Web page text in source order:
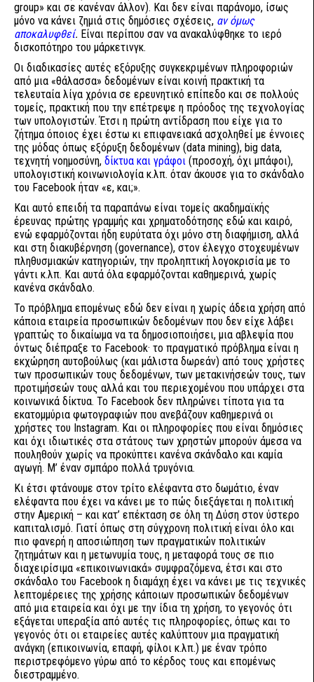
group» και σε κανέναν άλλον). Και δεν είναι παράνομο, ίσως
μόνο να κάνει ζημιά στις δημόσιες σχέσεις, αν όμως
αποκαλυφθεί. Είναι περίπου σαν να ανακαλύφθηκε το ιερό
δισκοπότηρο του μάρκετινγκ.
Οι διαδικασίες αυτές εξόρυξης συγκεκριμένων πληροφοριών
από μια «θάλασσα» δεδομένων είναι κοινή πρακτική τα
τελευταία λίγα χρόνια σε ερευνητικό επίπεδο και σε πολλούς
τομείς, πρακτική που την επέτρεψε η πρόοδος της τεχνολογίας
των υπολογιστών. Έτσι η πρώτη αντίδραση που είχε για το
ζήτημα όποιος έχει έστω κι επιφανειακά ασχοληθεί με έννοιες
της μόδας όπως εξόρυξη δεδομένων (data mining), big data,
τεχνητή νοημοσύνη, δίκτυα και γράφοι (προσοχή, όχι μπάφοι),
υπολογιστική κοινωνιολογία κ.λπ. όταν άκουσε για το σκάνδαλο
του Facebook ήταν «ε, και;».
Και αυτό επειδή τα παραπάνω είναι τομείς ακαδημαϊκής
έρευνας πρώτης γραμμής και χρηματοδότησης εδώ και καιρό,
ενώ εφαρμόζονται ήδη ευρύτατα όχι μόνο στη διαφήμιση, αλλά
και στη διακυβέρνηση (governance), στον έλεγχο στοχευμένων
πληθυσμιακών κατηγοριών, την προληπτική λογοκρισία με το
γάντι κ.λπ. Και αυτά όλα εφαρμόζονται καθημερινά, χωρίς
κανένα σκάνδαλο.
Το πρόβλημα επομένως εδώ δεν είναι η χωρίς άδεια χρήση από
κάποια εταιρεία προσωπικών δεδομένων που δεν είχε λάβει
γραπτώς το δικαίωμα να τα δημοσιοποιήσει, μια αβλεψία που
όντως διέπραξε το Facebook· το πραγματικό πρόβλημα είναι η
εκχώρηση αυτοβούλως (και μάλιστα δωρεάν) από τους χρήστες
των προσωπικών τους δεδομένων, των μετακινήσεών τους, των
προτιμήσεών τους αλλά και του περιεχομένου που υπάρχει στα
κοινωνικά δίκτυα. Το Facebook δεν πληρώνει τίποτα για τα
εκατομμύρια φωτογραφιών που ανεβάζουν καθημερινά οι
χρήστες του Instagram. Και οι πληροφορίες που είναι δημόσιες
και όχι ιδιωτικές στα στάτους των χρηστών μπορούν άμεσα να
πουληθούν χωρίς να προκύπτει κανένα σκάνδαλο και καμία
αγωγή. Μ’ έναν σμπάρο πολλά τρυγόνια.
Κι έτσι φτάνουμε στον τρίτο ελέφαντα στο δωμάτιο, έναν
ελέφαντα που έχει να κάνει με το πώς διεξάγεται η πολιτική
στην Αμερική – και κατ’ επέκταση σε όλη τη Δύση στον ύστερο
καπιταλισμό. Γιατί όπως στη σύγχρονη πολιτική είναι όλο και
πιο φανερή η αποσιώπηση των πραγματικών πολιτικών
ζητημάτων και η μετωνυμία τους, η μεταφορά τους σε πιο
διαχειρίσιμα «επικοινωνιακά» συμφραζόμενα, έτσι και στο
σκάνδαλο του Facebook η διαμάχη έχει να κάνει με τις τεχνικές
λεπτομέρειες της χρήσης κάποιων προσωπικών δεδομένων
από μια εταιρεία και όχι με την ίδια τη χρήση, το γεγονός ότι
εξάγεται υπεραξία από αυτές τις πληροφορίες, όπως και το
γεγονός ότι οι εταιρείες αυτές καλύπτουν μια πραγματική
ανάγκη (επικοινωνία, επαφή, φίλοι κ.λπ.) με έναν τρόπο
περιστρεφόμενο γύρω από το κέρδος τους και επομένως
διεστραμμένο.